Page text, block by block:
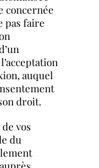
concernée
pas faire
auquel
droit.
vos
du